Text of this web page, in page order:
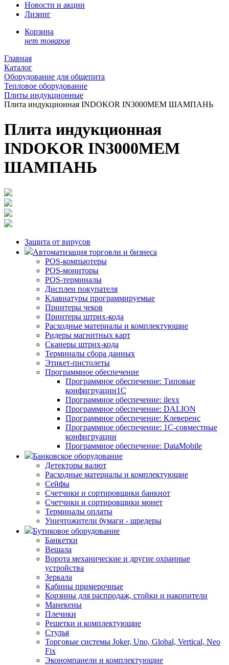
Новости и акции
Лизинг
Корзина
нет товаров
Главная
Каталог
Оборудование для общепита
Тепловое оборудование
Плиты индукционные
Плита индукционная INDOKOR IN3000MEM ШАМПАНЬ
Плита индукционная
INDOKOR IN3000MEM
ШАМПАНЬ
Защита от вирусов
Автоматизация торговли и бизнеса
POS-компьютеры
POS-мониторы
POS-терминалы
Дисплеи покупателя
Клавиатуры программируемые
Принтеры чеков
Принтеры штрих-кода
Расходные материалы и комплектующие
Ридеры магнитных карт
Сканеры штрих-кода
Терминалы сбора данных
Этикет-пистолеты
Программное обеспечение
Программное обеспечение: Типовые
конфигруации1С
Программное обеспечение: ilexx
Программное обеспечение: DALION
Программное обеспечение: Клеверенс
Программное обеспечение: 1С-совместные
конфигруации
Программное обеспечение: DataMobile
Банковское оборудование
Детекторы валют
Расходные материалы и комплектующие
Сейфы
Счетчики и сортировщики банкнот
Счетчики и сортировщики монет
Терминалы оплаты
Уничтожители бумаги - шредеры
Бутиковое оборудование
Банкетки
Вешала
Ворота механические и другие охранные
устройства
Зеркала
Кабины примерочные
Корзины для распродаж, стойки и накопители
Манекены
Плечики
Решетки и комплектующие
Стулья
Торговые системы Joker, Uno, Global, Vertical, Neo
Fix
Экономпанели и комплектующие